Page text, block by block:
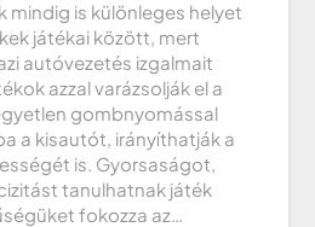
mindig is különleges helyet
játékai között, mert
autóvezetés izgalmait
azzal varázsolják el a
gombnyomással
a kisautót, irányíthatják a
is. Gyorsaságot,
tanulhatnak játék
fokozza az…